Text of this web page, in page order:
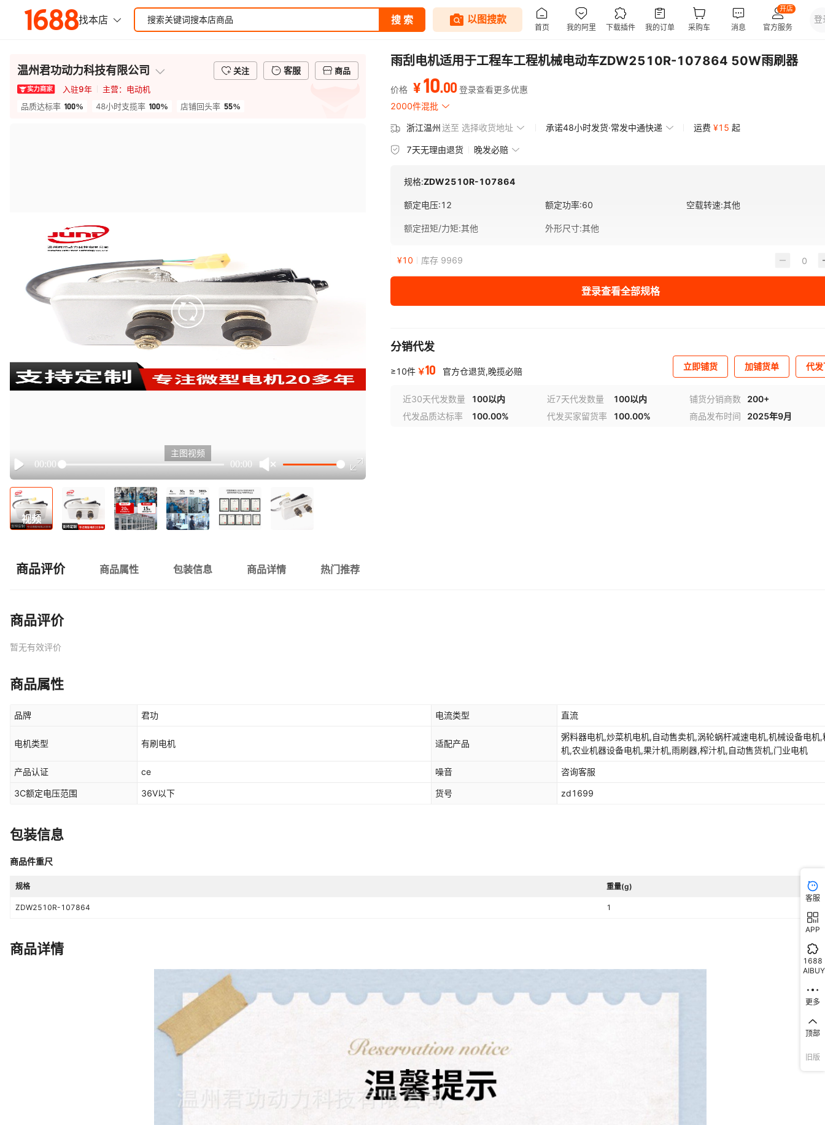
温州君功动力科技有限公司 关注 客服
商品
入驻9年 主营： 电动机
品质达标率 100% 48小时支揽率 100% 店铺回头率 55%
有点小卡，请重试
retry
Play
00:00 00:00
主图视频
视频
雨刮电机适用于工程车工程机械电动车ZDW2510R-107864 50W雨刷器
价格 ¥10.00 登录查看更多优惠
2000件混批
浙江温州送至 选择收货地址 承诺48小时发货·常发中通快递 运费 ¥15 起
7天无理由退货 晚发必赔
规格:ZDW2510R-107864
额定电压:12 额定功率:60 空载转速:其他
额定扭矩/力矩:其他 外形尺寸:其他
¥10 库存 9969
登录查看全部规格
分销代发
≥10件 ￥10 官方仓退货,晚揽必赔 立即铺货 加铺货单 代
近30天代发数量 100以内 近7天代发数量 100以内 铺货分销商数
200+
代发品质达标率
100.00% 代发买家留货率 100.00% 商品发布时间 2025年9月
商品评价 商品属性 包装信息 商品详情 热门推荐
商品评价
暂无有效评价
商品属性
品牌 君功 电流类型 直流
电机类型 有刷电机 适配产品
粥料器电机,炒菜机电机,自动售卖机,涡轮蜗杆减速电机,机械设备电机,
机,农业机器设备电机,果汁机,雨刷器,榨汁机,自动售货机,门业电机
产品认证 ce 噪音 咨询客服
3C额定电压范围 36V以下 货号 zd1699
包装信息
商品件重尺
规格 重量(g)
ZDW2510R-107864 1
商品详情
客服
APP
1688
AIBUY
更多
顶部
旧版